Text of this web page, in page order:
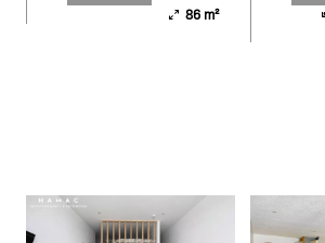
86 m²